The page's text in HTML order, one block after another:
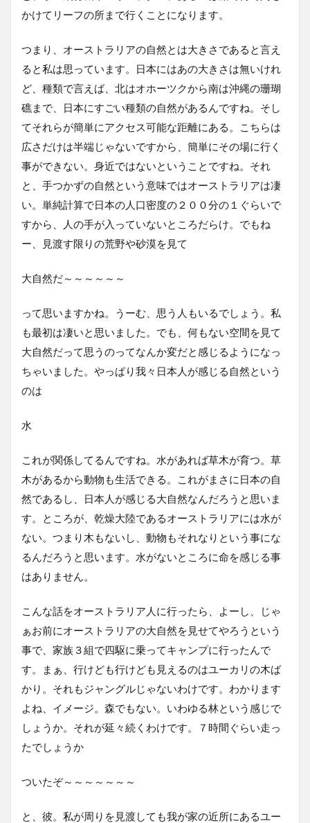
かけてリーフの所まで行くことになります。
つまり、オーストラリアの自然とは大きさであると言え
ると私は思っています。日本にはあの大きさは無いけれ
ど、種類で言えば、北はオホーツクから南は沖縄の珊瑚
礁まで、日本にすごい種類の自然があるんですね。そし
てそれらが簡単にアクセス可能な距離にある。こちらは
広さだけは半端じゃないですから、簡単にその場に行く
事ができない。身近ではないということですね。それ
と、手つかずの自然という意味ではオーストラリアは凄
い。単純計算で日本の人口密度の２００分の１ぐらいで
すから、人の手が入っていないところだらけ。でもね
ー、見渡す限りの荒野や砂漠を見て
大自然だ～～～～～～
って思いますかね。うーむ、思う人もいるでしょう。私
も最初は凄いと思いました。でも、何もない空間を見て
大自然だって思うのってなんか変だと感じるようになっ
ちゃいました。やっぱり我々日本人が感じる自然という
のは
水
これが関係してるんですね。水があれば草木が育つ。草
木があるから動物も生活できる。これがまさに日本の自
然であるし、日本人が感じる大自然なんだろうと思いま
す。ところが、乾燥大陸であるオーストラリアには水が
ない。つまり木もないし、動物もそれなりという事にな
るんだろうと思います。水がないところに命を感じる事
はありません。
こんな話をオーストラリア人に行ったら、よーし、じゃ
ぁお前にオーストラリアの大自然を見せてやろうという
事で、家族３組で四駆に乗ってキャンプに行ったんで
す。まぁ、行けども行けども見えるのはユーカリの木ば
かり。それもジャングルじゃないわけです。わかります
よね、イメージ。森でもない。いわゆる林という感じで
しょうか。それが延々続くわけです。７時間ぐらい走っ
たでしょうか
ついたぞ～～～～～～～
と、彼。私が周りを見渡しても我が家の近所にあるユー